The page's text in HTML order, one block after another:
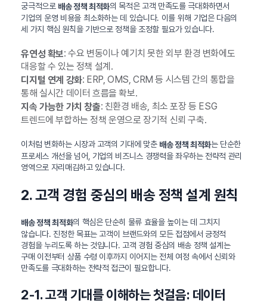
궁극적으로 배송 정책 최적화의 목적은 고객 만족도를 극대화하면서
기업의 운영 비용을 최소화하는 데 있습니다. 이를 위해 기업은 다음의
세 가지 핵심 원칙을 기반으로 정책을 조정할 필요가 있습니다.
유연성 확보: 수요 변동이나 예기치 못한 외부 환경 변화에도
대응할 수 있는 정책 설계.
디지털 연계 강화: ERP, OMS, CRM 등 시스템 간의 통합을
통해 실시간 데이터 흐름을 확보.
지속 가능한 가치 창출: 친환경 배송, 최소 포장 등 ESG
트렌드에 부합하는 정책 운영으로 장기적 신뢰 구축.
이처럼 변화하는 시장과 고객의 기대에 맞춘 배송 정책 최적화는 단순한
프로세스 개선을 넘어, 기업의 비즈니스 경쟁력을 좌우하는 전략적 관리
영역으로 자리매김하고 있습니다.
2. 고객 경험 중심의 배송 정책 설계 원칙
배송 정책 최적화의 핵심은 단순히 물류 효율을 높이는 데 그치지
않습니다. 진정한 목표는 고객이 브랜드와의 모든 접점에서 긍정적
경험을 누리도록 하는 것입니다. 고객 경험 중심의 배송 정책 설계는
구매 이전부터 상품 수령 이후까지 이어지는 전체 여정 속에서 신뢰와
만족도를 극대화하는 전략적 접근이 필요합니다.
2-1. 고객 기대를 이해하는 첫걸음: 데이터